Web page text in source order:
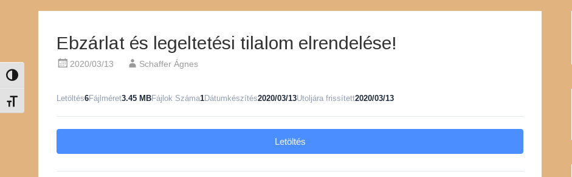
Nagy kontraszt váltása
Betűméret váltása
Ebzárlat és legeltetési tilalom elrendelése!
2020/03/13 Schaffer Ágnes
Letöltés6Fájlméret3.45 MBFájlok Száma1Dátumkészítés2020/03/13Utoljára frissített2020/03/13
Letöltés